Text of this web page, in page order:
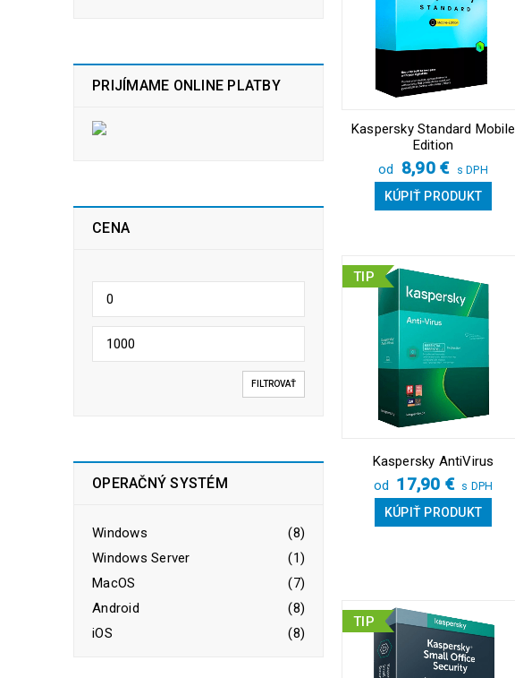
PRIJÍMAME ONLINE PLATBY
CENA
FILTROVAŤ
OPERAČNÝ SYSTÉM
Windows
(8)
Windows Server
(1)
MacOS
(7)
Android
(8)
iOS
(8)
Kaspersky Standard Mobile
Edition
od
8,90€ s DPH
KÚPIŤ PRODUKT
TIP
Kaspersky AntiVirus
od 17,90 € s DPH
KÚPIŤ PRODUKT
TIP